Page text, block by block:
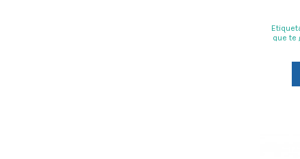
que te